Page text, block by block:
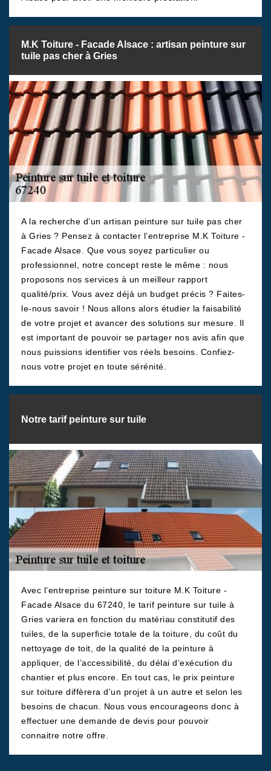
M.K Toiture - Facade Alsace : artisan peinture sur
tuile pas cher à Gries
A la recherche d’un artisan peinture sur tuile pas cher
à Gries ? Pensez à contacter l’entreprise M.K Toiture -
Facade Alsace. Que vous soyez particulier ou
professionnel, notre concept reste le même : nous
proposons nos services à un meilleur rapport
qualité/prix. Vous avez déjà un budget précis ? Faites-
le-nous savoir ! Nous allons alors étudier la faisabilité
de votre projet et avancer des solutions sur mesure. Il
est important de pouvoir se partager nos avis afin que
nous puissions identifier vos réels besoins. Confiez-
nous votre projet en toute sérénité.
Notre tarif peinture sur tuile
Avec l’entreprise peinture sur toiture M.K Toiture -
Facade Alsace du 67240, le tarif peinture sur tuile à
Gries variera en fonction du matériau constitutif des
tuiles, de la superficie totale de la toiture, du coût du
nettoyage de toit, de la qualité de la peinture à
appliquer, de l’accessibilité, du délai d’exécution du
chantier et plus encore. En tout cas, le prix peinture
sur toiture diffèrera d’un projet à un autre et selon les
besoins de chacun. Nous vous encourageons donc à
effectuer une demande de devis pour pouvoir
connaitre notre offre.